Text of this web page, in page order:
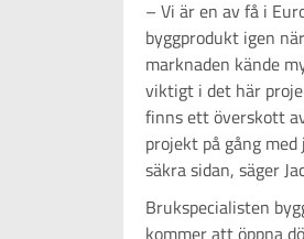
– Vi är en av få i
byggprodukt igen
marknaden kände
viktigt i det här
finns ett överskott
projekt på gång
säkra sidan, säger
Brukspecialisten
kommer att öppna